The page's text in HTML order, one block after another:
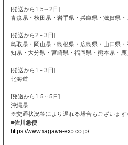
[発送から1.5～2日]
青森県・秋田県・岩手県・兵庫県・滋賀県
[発送から2～3日]
鳥取県・岡山県・島根県・広島県・山口県
知県・大分県・宮崎県・福岡県・熊本県・
[発送から1～3日]
北海道
[発送から1.5～5日]
沖縄県
※交通状況等により遅れる場合もございます
■佐川急便
https://www.sagawa-exp.co.jp/